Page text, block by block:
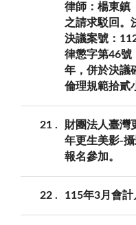
律師：楊東鎮
之請求駁回。
決議案號：
律懲字第46號
年，併於決議
倫理規範拾貳
21
財團法人臺灣
年更生美影-
報名參加。
22 115年3月會計